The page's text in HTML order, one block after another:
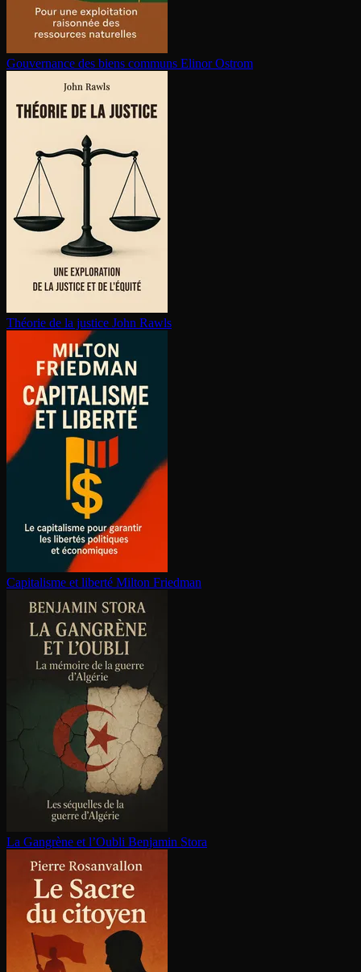
Gouvernance des biens communs Elinor Ostrom
Théorie de la justice John Rawls
Capitalisme et liberté Milton Friedman
La Gangrène et l’Oubli Benjamin Stora